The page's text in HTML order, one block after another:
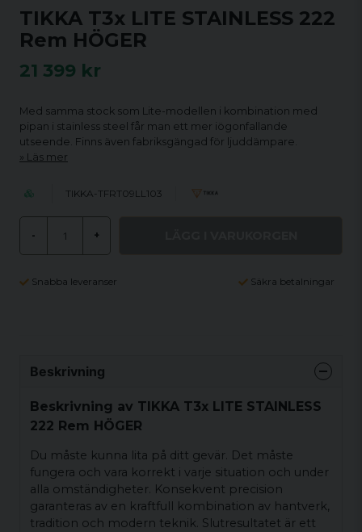
TIKKA T3x LITE STAINLESS 222
Rem HÖGER
21 399 kr
Med samma stock som Lite-modellen i kombination med
pipan i stainless steel får man ett mer iögonfallande
utseende. Finns även fabriksgängad för ljuddämpare.
Läs mer
TIKKA-TFRT09LL103
- +
Snabba leveranser Säkra betalningar
Beskrivning
Beskrivning av TIKKA T3x LITE STAINLESS
222 Rem HÖGER
Du måste kunna lita på ditt gevär. Det måste
fungera och vara korrekt i varje situation och under
alla omständigheter. Konsekvent precision
garanteras av en kraftfull kombination av hantverk,
tradition och modern teknik. Slutresultatet är ett